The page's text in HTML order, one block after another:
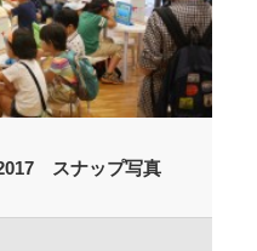
スナップ写真